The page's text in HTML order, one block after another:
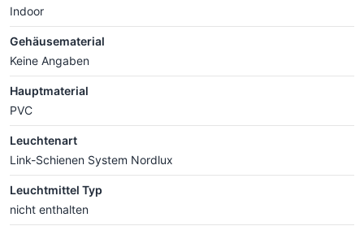
Indoor
Gehäusematerial
Keine Angaben
Hauptmaterial
PVC
Leuchtenart
Link-Schienen System Nordlux
Leuchtmittel Typ
nicht enthalten